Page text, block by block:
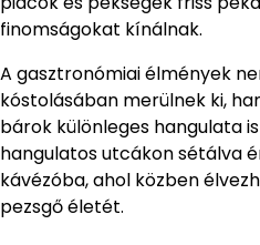
finomságokat kínálnak.
A gasztronómiai élmények
kóstolásában merülnek ki,
bárok különleges hangulata
hangulatos utcákon sétálva
kávézóba, ahol közben
pezsgő életét.